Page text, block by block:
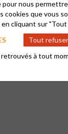
nous
cookies que vous
cliquant sur
Tout refuser
à tout